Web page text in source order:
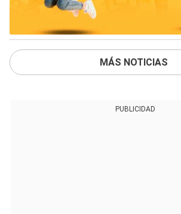
MÁS NOTICIAS
PUBLICIDAD